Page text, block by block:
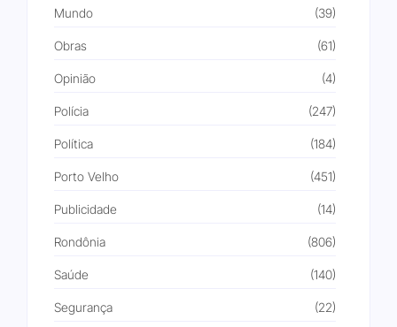
Mundo (39)
Obras (61)
Opinião (4)
Polícia (247)
Política (184)
Porto Velho (451)
Publicidade (14)
Rondônia (806)
Saúde (140)
Segurança (22)